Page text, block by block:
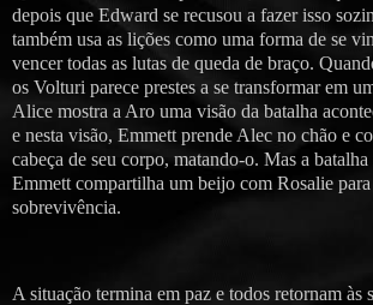
depois que Edward se recusou a fazer isso
também usa as lições como uma forma de se
vencer todas as lutas de queda de braço.
os Volturi parece prestes a se transformar em
Alice mostra a Aro uma visão da batalha
e nesta visão, Emmett prende Alec no chão e
cabeça de seu corpo, matando-o. Mas a batalha
Emmett compartilha um beijo com Rosalie
sobrevivência.
A situação termina em paz e todos retornam às